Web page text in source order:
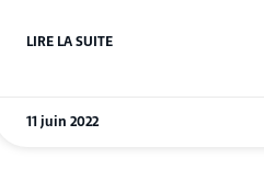
LIRE LA SUITE
11 juin 2022